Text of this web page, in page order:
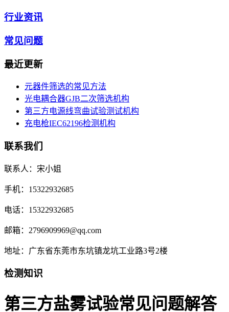
行业资讯
常见问题
最近更新
元器件筛选的常见方法
光电耦合器GJB二次筛选机构
第三方电源线弯曲试验测试机构
充电枪IEC62196检测机构
联系我们
联系人：宋小姐
手机：15322932685
电话：15322932685
邮箱：2796909969@qq.com
地址：广东省东莞市东坑镇龙坑工业路3号2楼
检测知识
第三方盐雾试验常见问题解答